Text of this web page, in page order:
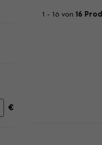
€
1 - 16 von 16